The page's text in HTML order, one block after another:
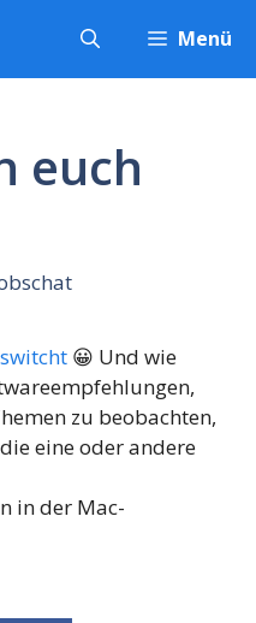
Menü
euch
😀 Und wie
zu beobachten,
eine oder andere
in der Mac-